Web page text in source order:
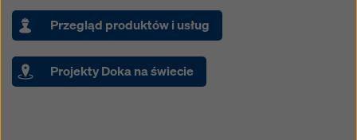
Przegląd produktów i usług
Projekty Doka na świecie